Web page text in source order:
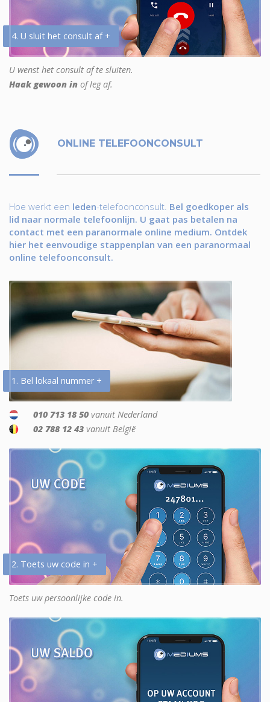
4. U sluit het consult af +
U wenst het consult af te sluiten.
Haak gewoon in of leg af.
ONLINE TELEFOONCONSULT
Hoe werkt een leden-telefoonconsult. Bel goedkoper als
lid naar normale telefoonlijn. U gaat pas betalen na
contact met een paranormale online medium. Ontdek
hier het eenvoudige stappenplan van een paranormaal
online telefoonconsult.
1. Bel lokaal nummer +
010 713 18 50 vanuit Nederland
02 788 12 43 vanuit België
2. Toets uw code in +
Toets uw persoonlijke code in.